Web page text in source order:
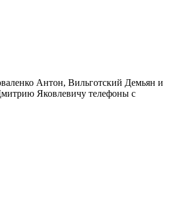
Антон, Вильготский Демьян и
Яковлевичу телефоны с